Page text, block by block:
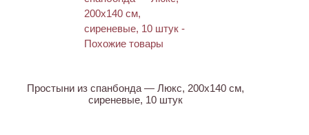
Простыни из спанбонда — Люкс, 200х140 см,
сиреневые, 10 штук